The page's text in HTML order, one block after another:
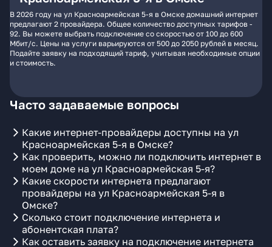
В 2026 году на ул Красноармейская 5-я в Омске домашний интернет
предлагают 2 провайдера. Общее количество доступных тарифов -
92. Вы можете выбрать подключение со скоростью от 100 до 600
Мбит/с. Цены на услуги варьируются от 500 до 2050 рублей в месяц.
Подайте заявку на подходящий тариф, учитывая необходимые опции
и стоимость.
Часто задаваемые вопросы
Какие интернет-провайдеры доступны на ул
Красноармейская 5-я в Омске?
Как проверить, можно ли подключить интернет в
моем доме на ул Красноармейская 5-я?
Какие скорости интернета предлагают
провайдеры на ул Красноармейская 5-я в
Омске?
Сколько стоит подключение интернета и
абонентская плата?
Как оставить заявку на подключение интернета